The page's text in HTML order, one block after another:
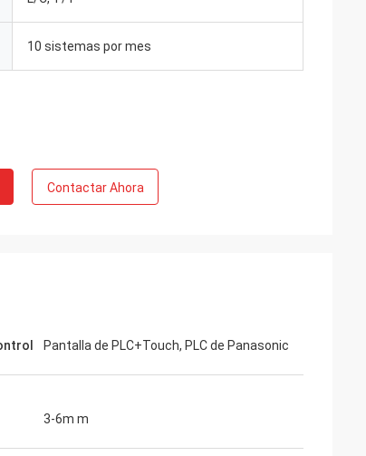
10 sistemas por mes
Contactar Ahora
Pantalla de PLC+Touch, PLC de Panasonic
3-6m m